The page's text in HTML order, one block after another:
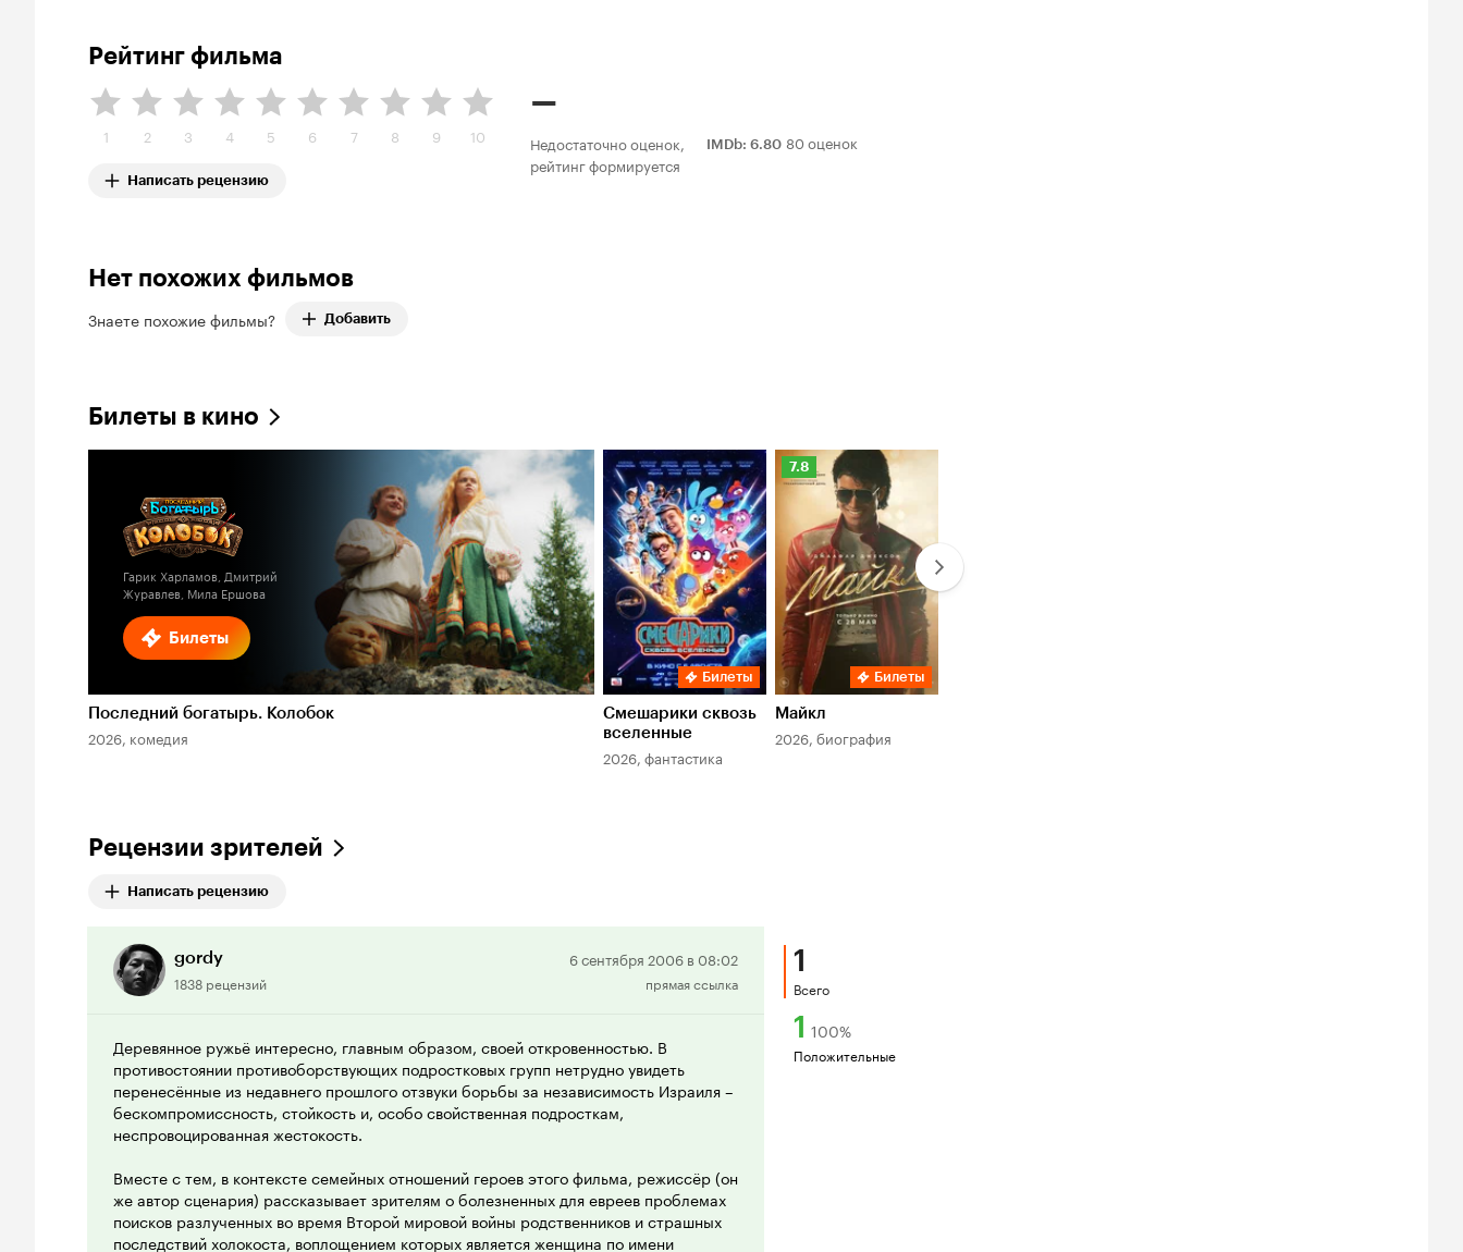
Рейтинг фильма
1 2 3 4 5 6 7 8 9 10
Написать рецензию
–
Недостаточно оценок,
рейтинг формируется
IMDb: 6.80 80 оценок
Нет похожих фильмов
Знаете похожие фильмы? Добавить
Билеты в кино
Билеты
Гарик Харламов, Дмитрий
Журавлев, Мила Ершова
Последний богатырь. Колобок
2026, комедия
Билеты
Смешарики сквозь
вселенные
2026, фантастика
Рейтинг
Кинопоиска
7.8
Билеты
Майкл
2026, биография
Рецензии зрителей
Написать рецензию
gordy
1838 рецензий
Положительная
рецензия
6 сентября 2006 в 08:02
прямая ссылка
Деревянное ружьё интересно, главным образом, своей откровенностью. В
противостоянии противоборствующих подростковых групп нетрудно увидеть
перенесённые из недавнего прошлого отзвуки борьбы за независимость Израиля –
бескомпромиссность, стойкость и, особо свойственная подросткам,
неспровоцированная жестокость.
Вместе с тем, в контексте семейных отношений героев этого фильма, режиссёр (он
же автор сценария) рассказывает зрителям о болезненных для евреев проблемах
поисков разлученных во время Второй мировой войны родственников и страшных
последствий холокоста, воплощением которых является женщина по имени
1
Всего
1 100%
Положительные